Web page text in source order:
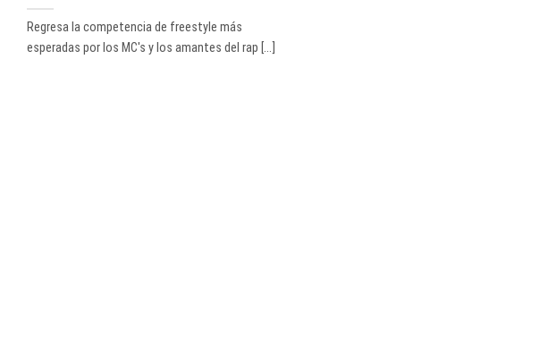
Regresa la competencia de freestyle más
esperadas por los MC's y los amantes del rap [...]